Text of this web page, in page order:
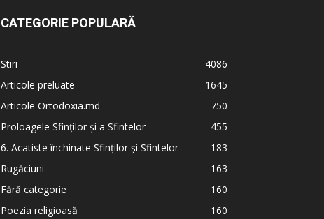
CATEGORIE POPULARĂ
Stiri
4086
Articole preluate
1645
Articole Ortodoxia.md
750
Proloagele Sfinților și a Sfintelor
455
6. Acatiste închinate Sfinților și Sfintelor
183
Rugăciuni
163
Fără categorie
160
Poezia religioasă
160